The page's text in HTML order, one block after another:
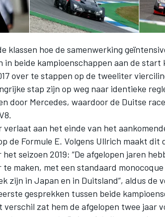
klassen hoe de samenwerking
in beide kampioenschappen aan de start
over te stappen op de tweeliter
stap zijn op weg naar identieke
door Mercedes, waardoor de Duitse
aan het einde van het
de Formule E. Volgens Ullrich maakt dit
seizoen 2019: “De afgelopen jaren
maken, met een standaard
zijn in Japan en in Duitsland”, aldus de
gesprekken tussen beide
verschil zat hem de afgelopen twee jaar